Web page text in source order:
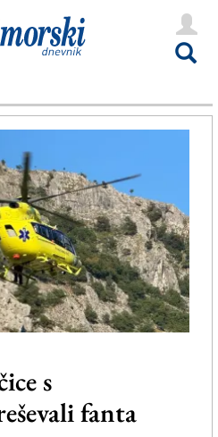
s
fanta